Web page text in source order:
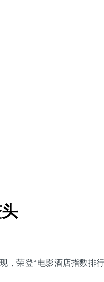
荣登“电影酒店指数排